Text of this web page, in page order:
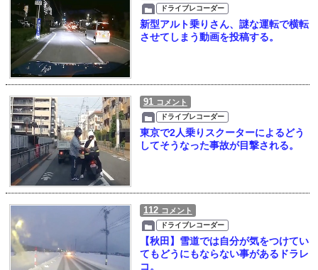
ドライブレコーダー
新型アルト乗りさん、謎な運転で横転
させてしまう動画を投稿する。
91 コメント
ドライブレコーダー
東京で2人乗りスクーターによるどう
してそうなった事故が目撃される。
112 コメント
ドライブレコーダー
【秋田】雪道では自分が気をつけてい
てもどうにもならない事があるドラレ
コ。